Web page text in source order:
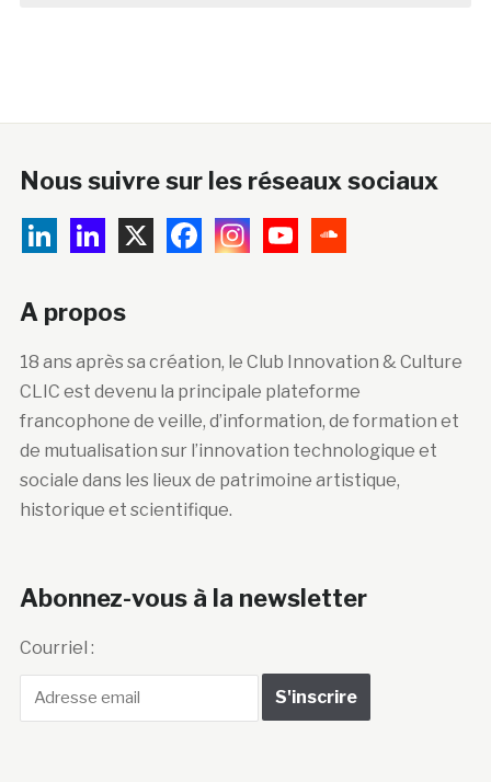
Nous suivre sur les réseaux sociaux
A propos
18 ans après sa création, le Club Innovation & Culture
CLIC est devenu la principale plateforme
francophone de veille, d’information, de formation et
de mutualisation sur l’innovation technologique et
sociale dans les lieux de patrimoine artistique,
historique et scientifique.
Abonnez-vous à la newsletter
Courriel :